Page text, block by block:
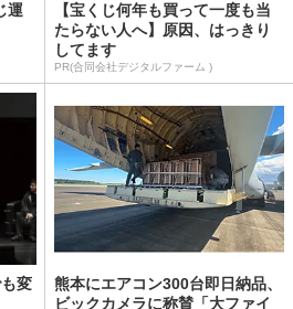
運
【宝くじ何年も買って一度も当
たらない人へ】原因、はっきり
してます
PR(合同会社デジタルファーム )
変
熊本にエアコン300台即日納品、
ビックカメラに称賛「大ファイ